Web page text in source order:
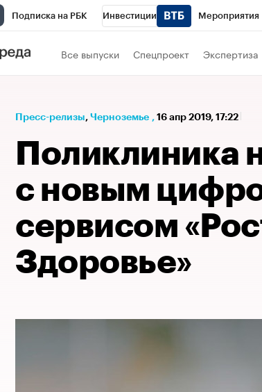
Подписка на РБК Инвестиции Мероприятия
РБК Вино
Проверка контрагентов
Все выпуски Спецпроект Экспертиза
Пресс-релизы⁠, Черноземье , 16 апр 2019, 17:22
Поликлиника
с новым
сервисом
Здоровье»